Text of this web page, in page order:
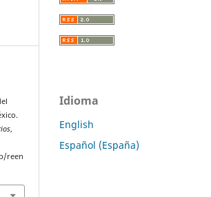
,
reen
Idioma
English
Español (España)